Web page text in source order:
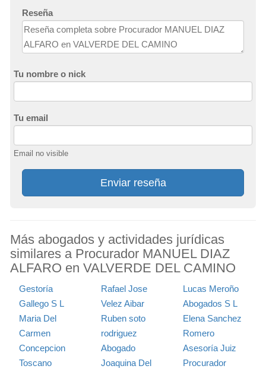
Reseña
Tu nombre o nick
Tu email
Email no visible
Enviar reseña
Más abogados y actividades jurídicas
similares a Procurador MANUEL DIAZ
ALFARO en VALVERDE DEL CAMINO
Gestoría
Gallego S L
Rafael Jose
Velez Aibar
Lucas Meroño
Abogados S L
Maria Del
Carmen
Concepcion
Toscano
Ruben soto
rodriguez
Elena Sanchez
Romero
Abogado
Joaquina Del
Asesoría Juiz
Procurador